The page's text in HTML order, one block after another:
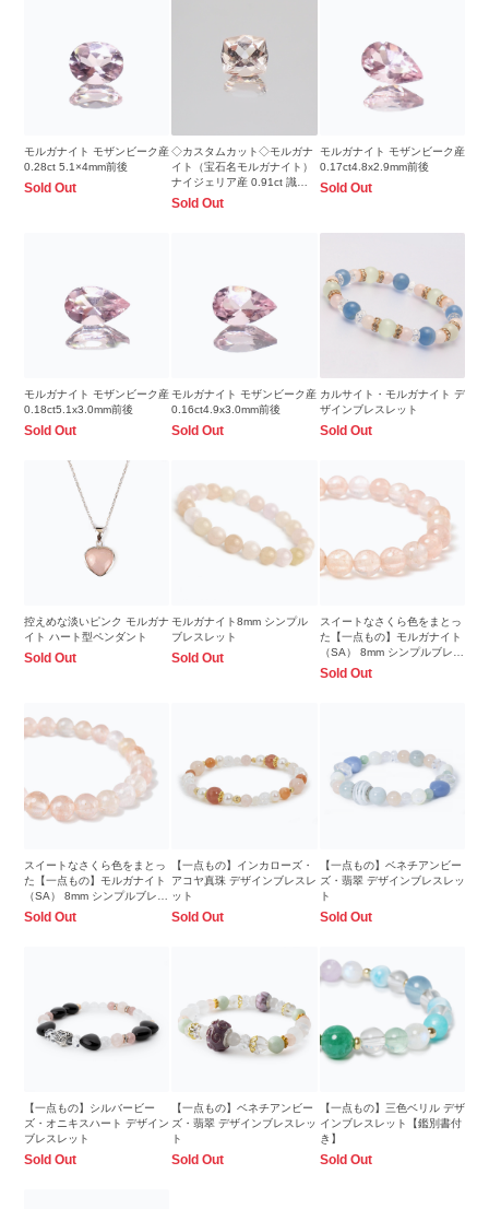
モルガナイト モザンビーク産
0.28ct 5.1×4mm前後
Sold Out
◇カスタムカット◇モルガナ
イト（宝石名モルガナイト）
ナイジェリア産 0.91ct 識別
済 6.6×5.8mm前後
Sold Out
モルガナイト モザンビーク産
0.17ct4.8x2.9mm前後
Sold Out
モルガナイト モザンビーク産
0.18ct5.1x3.0mm前後
Sold Out
モルガナイト モザンビーク産
0.16ct4.9x3.0mm前後
Sold Out
カルサイト・モルガナイト デ
ザインブレスレット
Sold Out
控えめな淡いピンク モルガナ
イト ハート型ペンダント
Sold Out
モルガナイト8mm シンプル
ブレスレット
Sold Out
スイートなさくら色をまとっ
た【一点もの】モルガナイト
（SA） 8mm シンプルブレス
レット
Sold Out
スイートなさくら色をまとっ
た【一点もの】モルガナイト
（SA） 8mm シンプルブレス
レット
Sold Out
【一点もの】インカローズ・
アコヤ真珠 デザインブレスレ
ット
Sold Out
【一点もの】ベネチアンビー
ズ・翡翠 デザインブレスレッ
ト
Sold Out
【一点もの】シルバービー
ズ・オニキスハート デザイン
ブレスレット
Sold Out
【一点もの】ベネチアンビー
ズ・翡翠 デザインブレスレッ
ト
Sold Out
【一点もの】三色ベリル デザ
インブレスレット【鑑別書付
き】
Sold Out